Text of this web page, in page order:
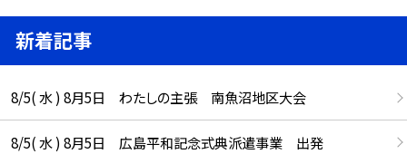
新着記事
8/5( 水 ) 8月5日 わたしの主張 南魚沼地区大会
8/5( 水 ) 8月5日 広島平和記念式典派遣事業 出発